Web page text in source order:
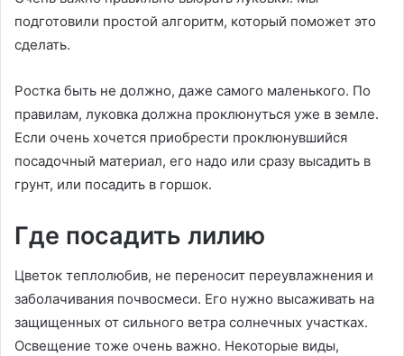
подготовили простой алгоритм, который поможет это
сделать.
Ростка быть не должно, даже самого маленького. По
правилам, луковка должна проклюнуться уже в земле.
Если очень хочется приобрести проклюнувшийся
посадочный материал, его надо или сразу высадить в
грунт, или посадить в горшок.
Где посадить лилию
Цветок теплолюбив, не переносит переувлажнения и
заболачивания почвосмеси. Его нужно высаживать на
защищенных от сильного ветра солнечных участках.
Освещение тоже очень важно. Некоторые виды,